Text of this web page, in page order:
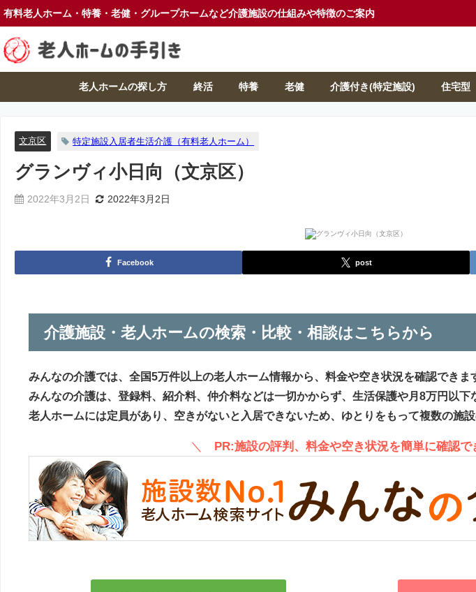
有料老人ホーム・特養・老健・グループホームなど介護施設の仕組みや特徴のご案内
老人ホームの探し方 終活 特養 老健 介護付き(特定施設) 住宅型
文京区 特定施設入居者生活介護（有料老人ホーム）
グランヴィ小日向（文京区）
2022年3月2日 2022年3月2日
Facebook post
介護施設・老人ホームの検索・比較・相談はこちらから
みんなの介護では、全国5万件以上の老人ホーム情報から、料金や空き状況を確認できま
みんなの介護は、登録料、紹介料、仲介料などは一切かからず、生活保護や月8万円以下
老人ホームには定員があり、空きがないと入居できないため、ゆとりをもって複数の施設
＼ PR:施設の評判、料金や空き状況を簡単に確認で